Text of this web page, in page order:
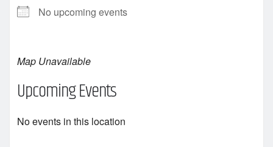
No upcoming events
Map Unavailable
Upcoming Events
No events in this location